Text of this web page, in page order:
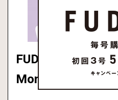
FUDGE vol.277
Monthly Present